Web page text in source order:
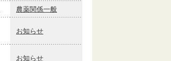
農薬関係一般
お知らせ
お知らせ